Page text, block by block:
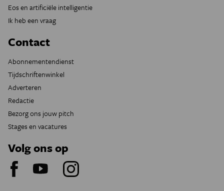
Eos en artificiële intelligentie
Ik heb een vraag
Contact
Abonnementendienst
Tijdschriftenwinkel
Adverteren
Redactie
Bezorg ons jouw pitch
Stages en vacatures
Volg ons op